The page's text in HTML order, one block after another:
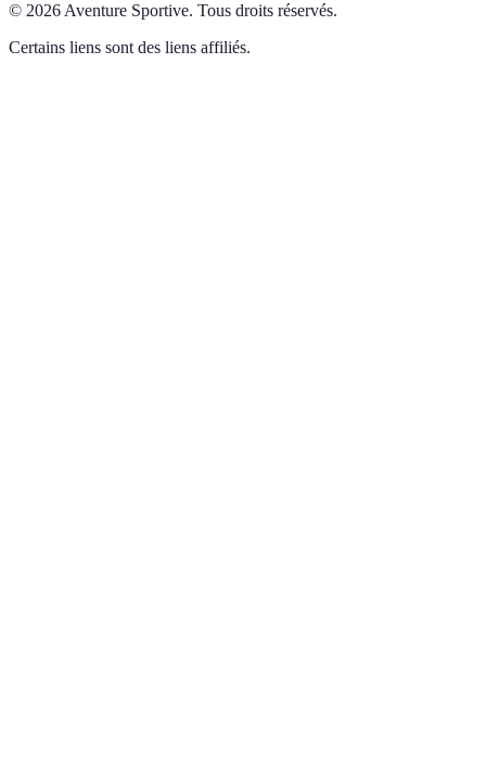
© 2026 Aventure Sportive. Tous droits réservés.
Certains liens sont des liens affiliés.